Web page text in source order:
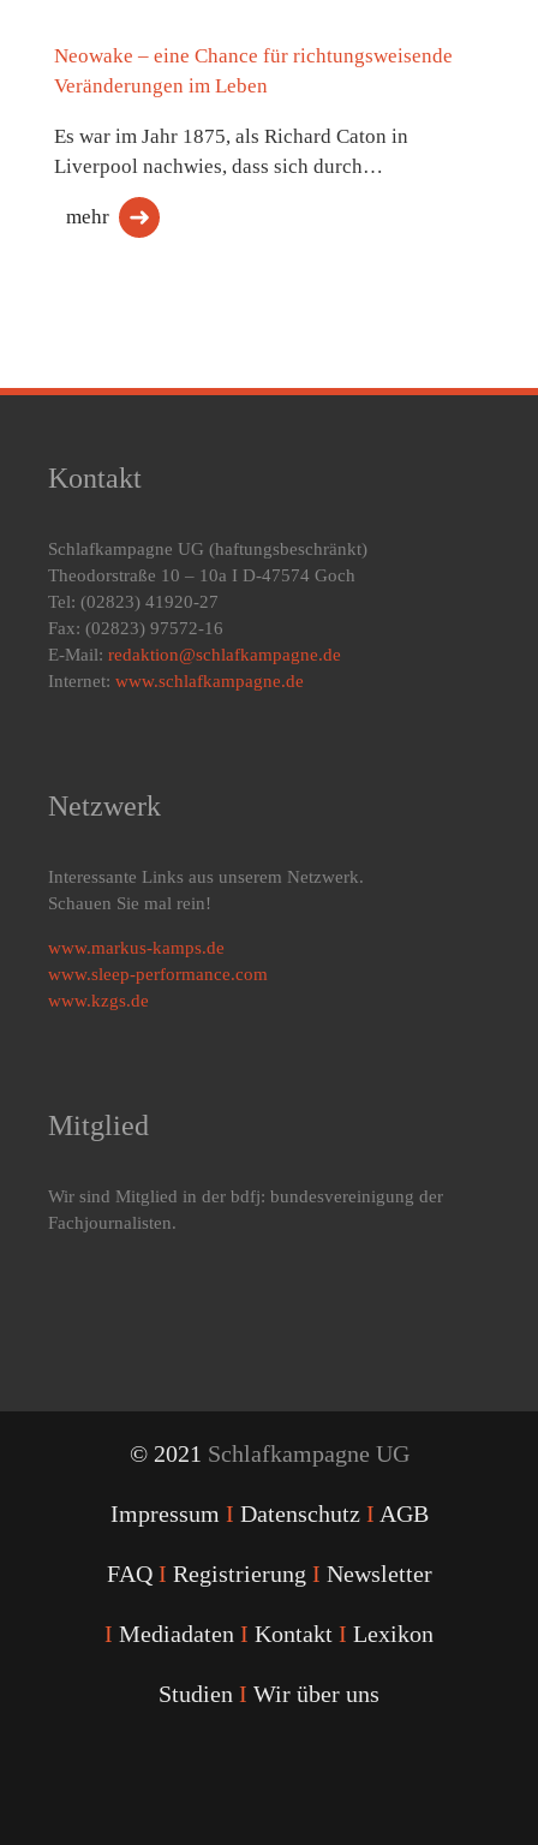
Neowake – eine Chance für richtungsweisende
Veränderungen im Leben
Es war im Jahr 1875, als Richard Caton in
Liverpool nachwies, dass sich durch…
mehr
Kontakt
Schlafkampagne UG (haftungsbeschränkt)
Theodorstraße 10 – 10a I D-47574 Goch
Tel: (02823) 41920-27
Fax: (02823) 97572-16
E-Mail: redaktion@schlafkampagne.de
Internet: www.schlafkampagne.de
Netzwerk
Interessante Links aus unserem Netzwerk.
Schauen Sie mal rein!
www.markus-kamps.de
www.sleep-performance.com
www.kzgs.de
Mitglied
Wir sind Mitglied in der bdfj: bundesvereinigung der
Fachjournalisten.
© 2021 Schlafkampagne UG
Impressum I Datenschutz I AGB
FAQ I Registrierung I Newsletter
I Mediadaten I Kontakt I Lexikon
Studien I Wir über uns